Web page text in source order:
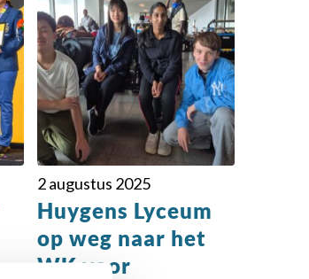
2 augustus 2025
Huygens Lyceum
op weg naar het
WK voor